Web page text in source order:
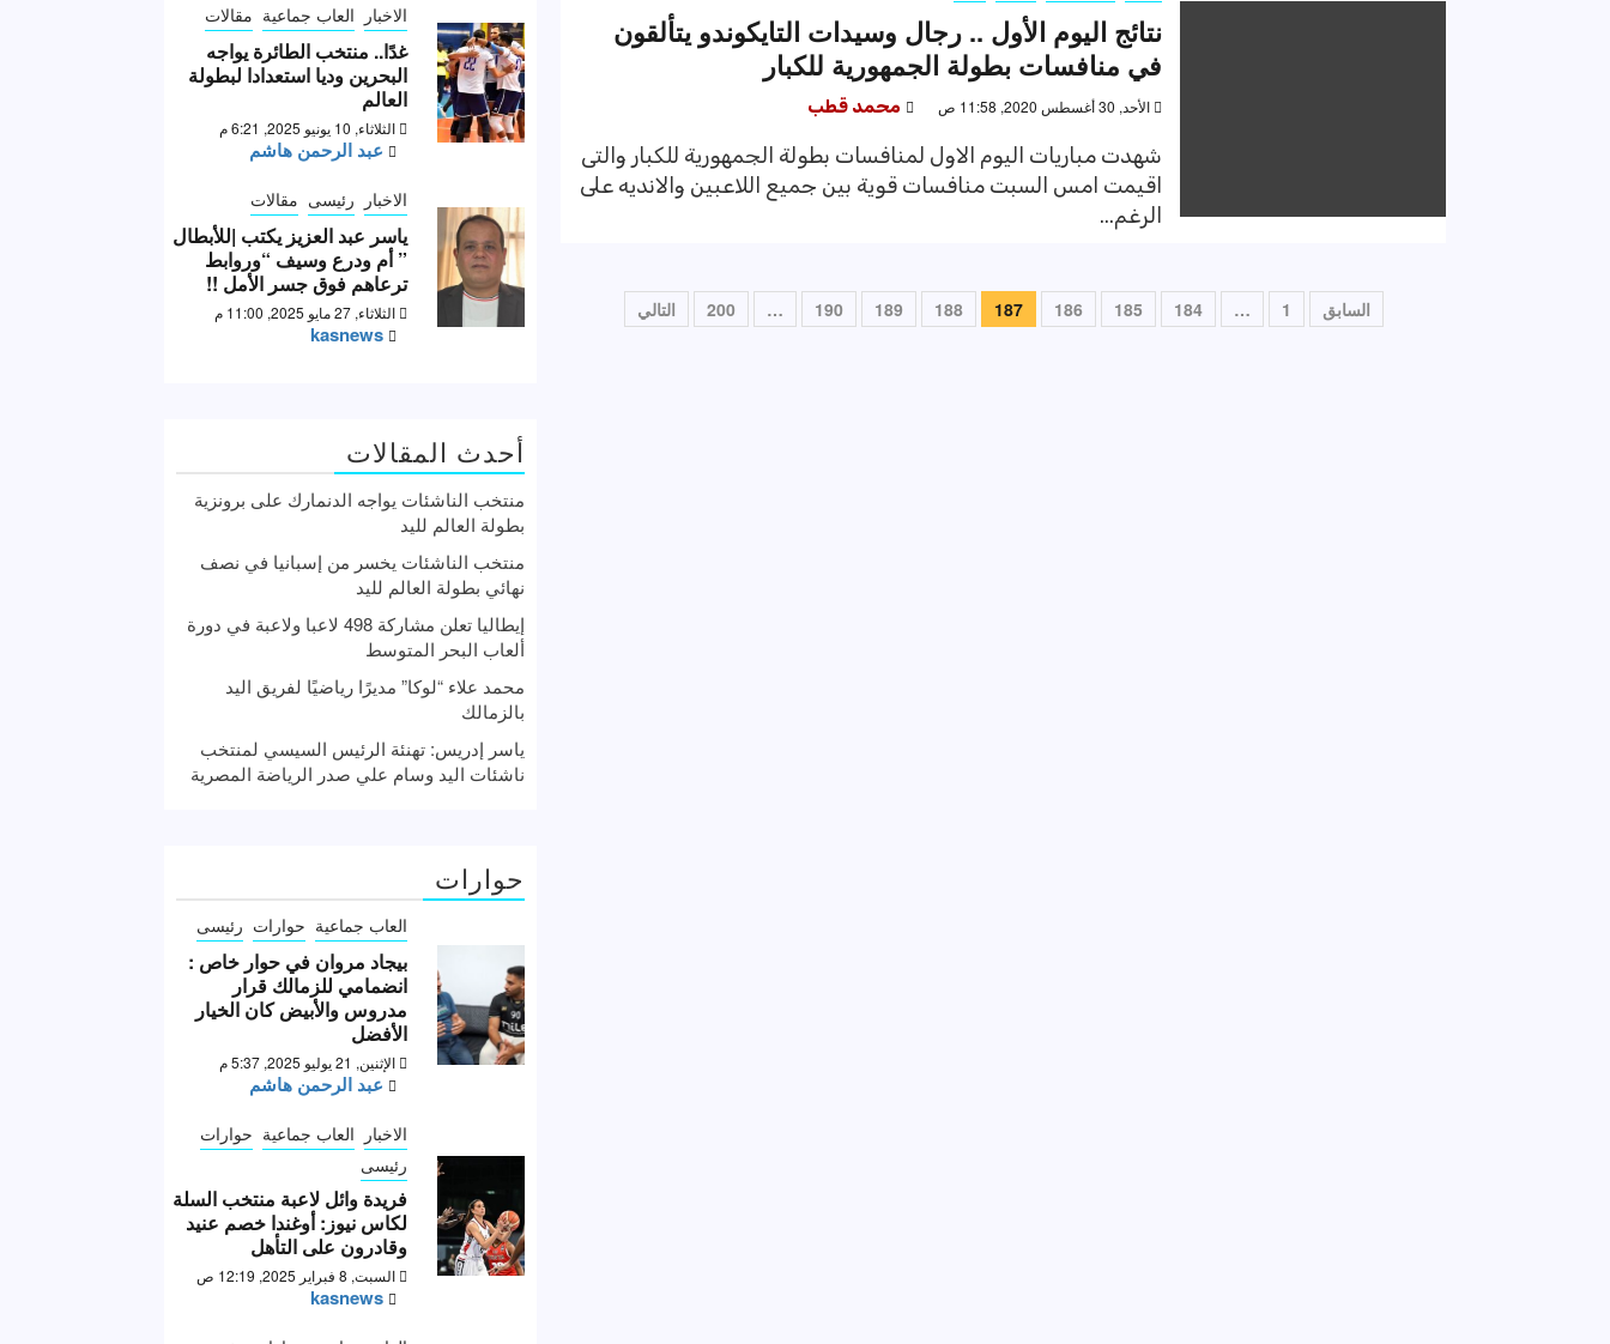
نتائج اليوم الأول .. رجال وسيدات التايكوندو يتألقون
في منافسات بطولة الجمهورية للكبار
الأحد, 30 أغسطس 2020, 11:58 ص محمد قطب
شهدت مباريات اليوم الاول لمنافسات بطولة الجمهورية للكبار والتى
اقيمت امس السبت منافسات قوية بين جميع اللاعبين والانديه على
الرغم...
تعدد
السابق 1
…
184
185
186
187
188
189
190
…
200 التالي
الاخبار العاب جماعية مقالات
غدًا.. منتخب الطائرة يواجه
البحرين وديا استعدادا لبطولة
العالم
الثلاثاء, 10 يونيو 2025, 6:21 م
عبد الرحمن هاشم
الاخبار رئيسى مقالات
ياسر عبد العزيز يكتب |للأبطال
” أم ودرع وسيف “وروابط
ترعاهم فوق جسر الأمل !!
الثلاثاء, 27 مايو 2025, 11:00 م
kasnews
أحدث المقالات
منتخب الناشئات يواجه الدنمارك على برونزية
بطولة العالم لليد
منتخب الناشئات يخسر من إسبانيا في نصف
نهائي بطولة العالم لليد
إيطاليا تعلن مشاركة 498 لاعبا ولاعبة في دورة
ألعاب البحر المتوسط
محمد علاء “لوكا” مديرًا رياضيًا لفريق اليد
بالزمالك
ياسر إدريس: تهنئة الرئيس السيسي لمنتخب
ناشئات اليد وسام علي صدر الرياضة المصرية
حوارات
العاب جماعية حوارات رئيسى
بيجاد مروان في حوار خاص :
انضمامي للزمالك قرار
مدروس والأبيض كان الخيار
الأفضل
الإثنين, 21 يوليو 2025, 5:37 م
عبد الرحمن هاشم
الاخبار العاب جماعية حوارات
رئيسى
فريدة وائل لاعبة منتخب السلة
لكاس نيوز: أوغندا خصم عنيد
وقادرون على التأهل
السبت, 8 فبراير 2025, 12:19 ص
kasnews